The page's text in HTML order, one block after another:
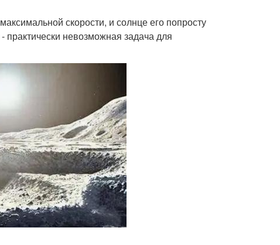
скорости, и солнце его попросту
практически невозможная задача для